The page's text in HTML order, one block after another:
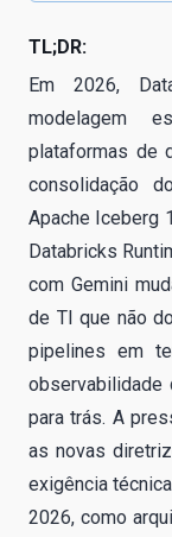
TL;DR:
Em 2026,
modelagem
plataformas de
consolidação
Apache Iceberg
Databricks
com Gemini
de TI que não
pipelines em
para trás. A
as novas
exigência
2026, como